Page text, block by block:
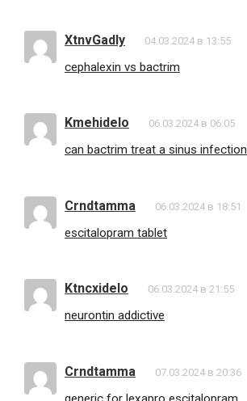
XtnvGadly 04.03.2024 в 13:55
cephalexin vs bactrim
Kmehidelo 06.03.2024 в 06:05
can bactrim treat a sinus infection
Crndtamma 06.03.2024 в 18:51
escitalopram tablet
Ktncxidelo 06.03.2024 в 21:55
neurontin addictive
Crndtamma 07.03.2024 в 20:36